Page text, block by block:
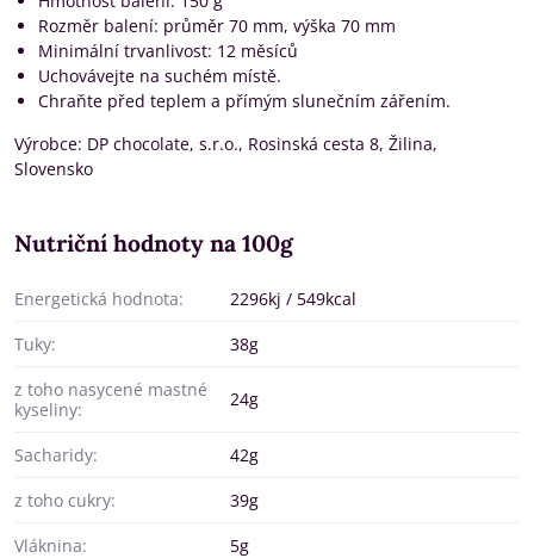
Rozměr balení: průměr 70 mm, výška 70 mm
Minimální trvanlivost: 12 měsíců
Uchovávejte na suchém místě.
Chraňte před teplem a přímým slunečním zářením.
Výrobce: DP chocolate, s.r.o., Rosinská cesta 8, Žilina,
Slovensko
Nutriční hodnoty na 100g
Energetická hodnota:
2296kj / 549kcal
Tuky:
38g
z toho nasycené mastné
kyseliny:
24g
Sacharidy:
42g
z toho cukry:
39g
Vláknina:
5g